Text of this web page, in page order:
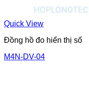
Quick View
Đồng hồ đo hiển thị số
M4N-DV-04